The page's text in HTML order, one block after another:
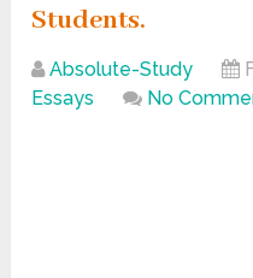
Students.
Absolute-Study
Essays
No